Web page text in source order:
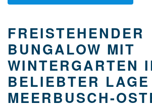
FREISTEHENDER
BUNGALOW MIT
WINTERGARTEN
BELIEBTER LAGE
MEERBUSCH-